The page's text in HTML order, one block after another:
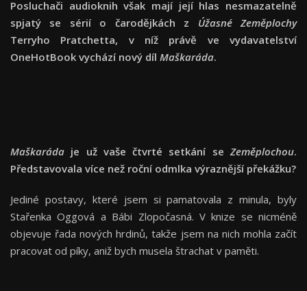
Posluchači audioknih však mají její hlas nesmazatelně
spjatý se sérií o čarodějkách z Úžasné Zeměplochy
Terryho Pratchetta, v níž právě ve vydavatelství
OneHotBook vychází nový díl Maškaráda.
Maškaráda je už vaše čtvrté setkání seZeměplochou.
Představovala více než roční odmlka výraznější překážku?
Jediné postavy, které jsem si pamatovala z minula, byly
Stařenka Oggová a Bábi Zlopočasná. V knize se nicméně
objevuje řada nových hrdinů, takže jsem na nich mohla začít
pracovat od píky, aniž bych musela štrachat v paměti.